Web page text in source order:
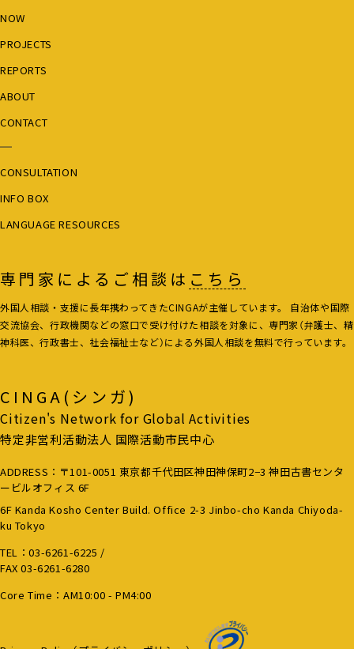
NOW
PROJECTS
REPORTS
ABOUT
CONTACT
CONSULTATION
INFO BOX
LANGUAGE RESOURCES
CINGA(シンガ)
Citizen's Network for Global Activities
特定非営利活動法人 国際活動市民中心
ADDRESS：〒101-0051 東京都千代田区神田神保町2−3 神田古書センタ
ービルオフィス 6F
6F Kanda Kosho Center Build. Office 2-3 Jinbo-cho Kanda Chiyoda-
ku Tokyo
TEL：03-6261-6225 /
FAX 03-6261-6280
Core Time：AM10:00 - PM4:00
専門家によるご相談は こちら
外国人相談・支援に長年携わってきたCINGAが主催しています。 自治体や国際
交流協会、行政機関などの窓口で受け付けた相談を対象に、専門家（弁護士、精
神科医、行政書士、社会福祉士など）による外国人相談を無料で行っています。